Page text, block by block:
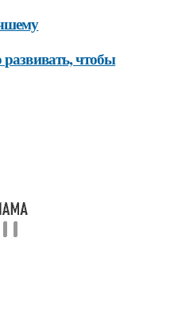
развивать, чтобы